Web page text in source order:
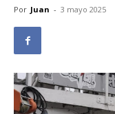
Por Juan - 3 mayo 2025